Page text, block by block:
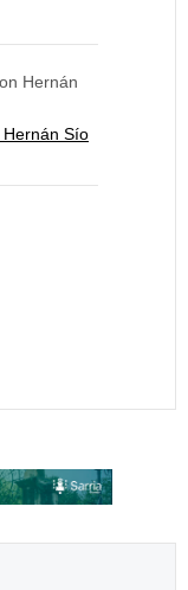
Hernán Sío